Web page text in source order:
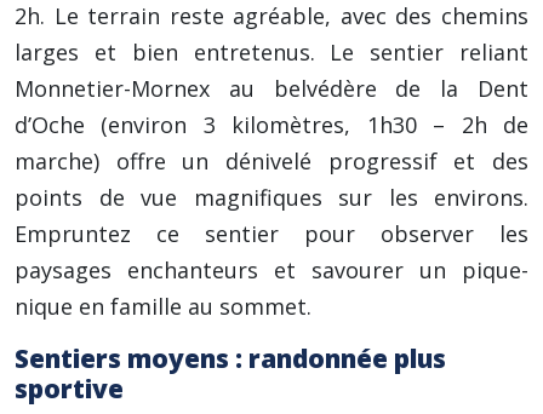
2h. Le terrain reste agréable, avec des chemins
larges et bien entretenus. Le sentier reliant
Monnetier-Mornex au belvédère de la Dent
d’Oche (environ 3 kilomètres, 1h30 – 2h de
marche) offre un dénivelé progressif et des
points de vue magnifiques sur les environs.
Empruntez ce sentier pour observer les
paysages enchanteurs et savourer un pique-
nique en famille au sommet.
Sentiers moyens : randonnée plus
sportive